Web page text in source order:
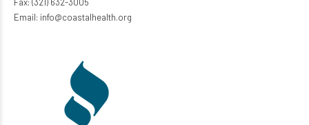
Email: info@coastalhealth.org